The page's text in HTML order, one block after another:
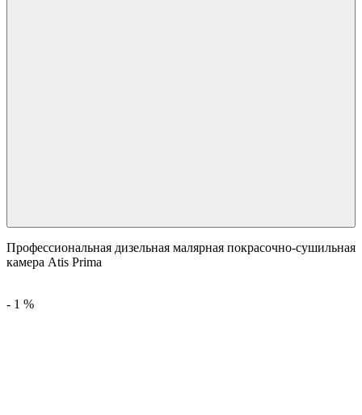
Профессиональная дизельная малярная покрасочно-сушильная
камера Atis Prima
- 1 %